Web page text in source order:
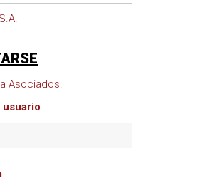
Asociados.
usuario